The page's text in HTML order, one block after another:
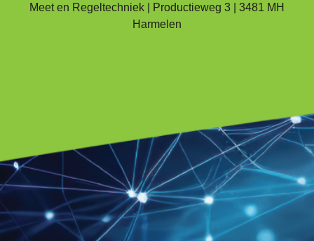
Meet en Regeltechniek | Productieweg 3 | 3481 MH
Harmelen